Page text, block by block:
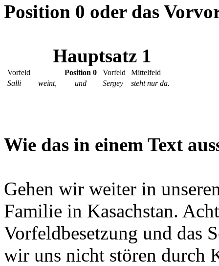
Position 0 oder das
Hauptsatz 1
Vorfeld Position 0 Vorfeld
Mittelfeld
Salli
weint, und Sergey steht nur da.
Wie das in einem Text
Gehen wir weiter in
Familie in Kasachstan.
Vorfeldbesetzung und das
wir uns nicht stören durch